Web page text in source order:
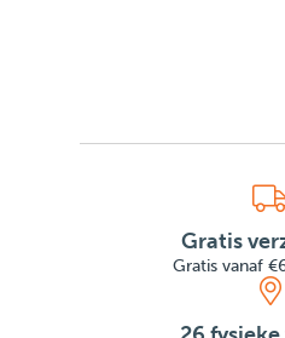
Gratis
Gratis vanaf